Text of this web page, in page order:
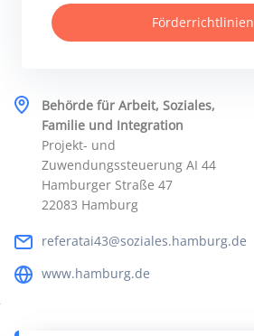
Behörde für Arbeit, Soziales,
Familie und Integration
Projekt- und
Zuwendungssteuerung AI 44
Hamburger Straße 47
22083 Hamburg
referatai43@soziales.hamburg.de
www.hamburg.de
Förderrichtlinien